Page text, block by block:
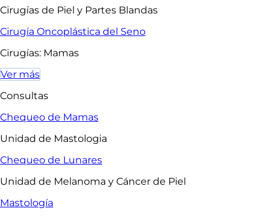
Cirugías de Piel y Partes Blandas
Cirugía Oncoplástica del Seno
Cirugías: Mamas
Ver más
Consultas
Chequeo de Mamas
Unidad de Mastologia
Chequeo de Lunares
Unidad de Melanoma y Cáncer de Piel
Mastología